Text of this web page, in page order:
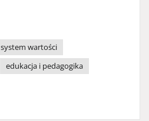
system wartości
edukacja i pedagogika